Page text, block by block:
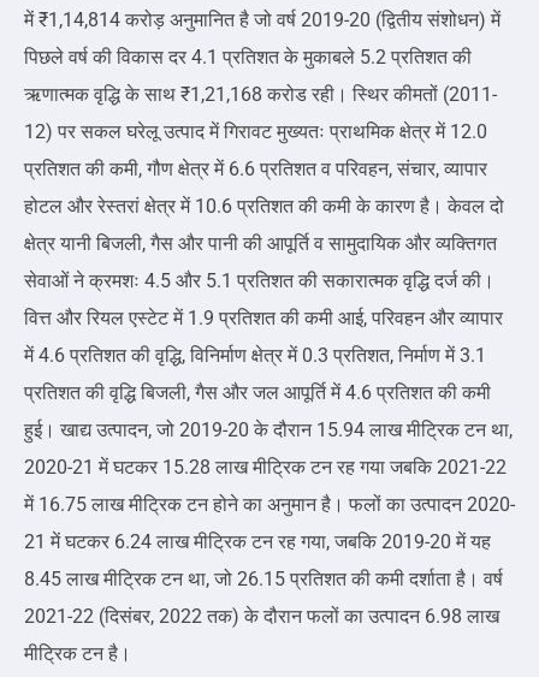
में ₹1,14,814 करोड़ अनुमानित है जो वर्ष 2019-20 (द्वितीय संशोधन) में
पिछले वर्ष की विकास दर 4.1 प्रतिशत के मुकाबले 5.2 प्रतिशत की
ऋणात्मक वृद्धि के साथ ₹1,21,168 करोड रही। स्थिर कीमतों (2011-
12) पर सकल घरेलू उत्पाद में गिरावट मुख्यतः प्राथमिक क्षेत्र में 12.0
प्रतिशत की कमी, गौण क्षेत्र में 6.6 प्रतिशत व परिवहन, संचार, व्यापार
होटल और रेस्तरां क्षेत्र में 10.6 प्रतिशत की कमी के कारण है। केवल दो
क्षेत्र यानी बिजली, गैस और पानी की आपूर्ति व सामुदायिक और व्यक्तिगत
सेवाओं ने क्रमशः 4.5 और 5.1 प्रतिशत की सकारात्मक वृद्धि दर्ज की।
वित्त और रियल एस्टेट में 1.9 प्रतिशत की कमी आई, परिवहन और व्यापार
में 4.6 प्रतिशत की वृद्धि, विनिर्माण क्षेत्र में 0.3 प्रतिशत, निर्माण में 3.1
प्रतिशत की वृद्धि बिजली, गैस और जल आपूर्ति में 4.6 प्रतिशत की कमी
हुई। खाद्य उत्पादन, जो 2019-20 के दौरान 15.94 लाख मीट्रिक टन था,
2020-21 में घटकर 15.28 लाख मीट्रिक टन रह गया जबकि 2021-22
में 16.75 लाख मीट्रिक टन होने का अनुमान है। फलों का उत्पादन 2020-
21 में घटकर 6.24 लाख मीट्रिक टन रह गया, जबकि 2019-20 में यह
8.45 लाख मीट्रिक टन था, जो 26.15 प्रतिशत की कमी दर्शाता है। वर्ष
2021-22 (दिसंबर, 2022 तक) के दौरान फलों का उत्पादन 6.98 लाख
मीट्रिक टन है।